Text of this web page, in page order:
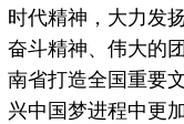
时代精神，大力发
奋斗精神、伟大的
南省打造全国重要
兴中国梦进程中更